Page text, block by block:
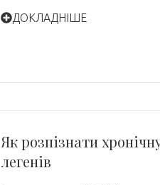
ДОКЛАДНІШЕ
Як розпізнати
легенів